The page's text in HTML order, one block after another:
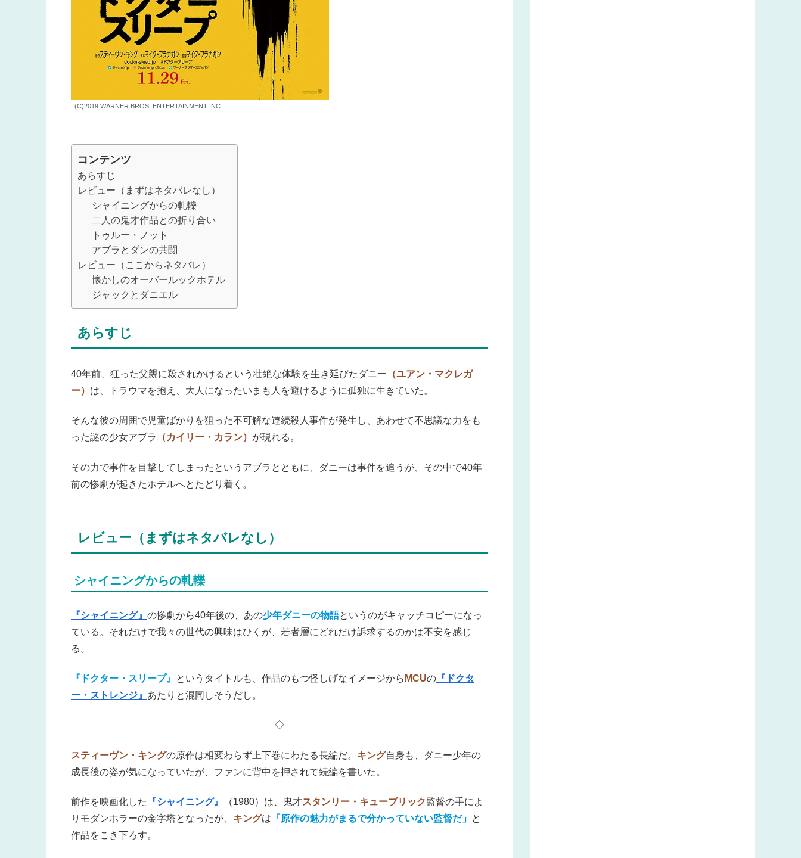
(C)2019 WARNER BROS. ENTERTAINMENT INC.
コンテンツ
あらすじ
レビュー（まずはネタバレなし）
シャイニングからの軋轢
二人の鬼才作品との折り合い
トゥルー・ノット
アブラとダンの共闘
レビュー（ここからネタバレ）
懐かしのオーバールックホテル
ジャックとダニエル
あらすじ
40年前、狂った父親に殺されかけるという壮絶な体験を生き延びたダニー （ユアン・マクレガ
ー） は、トラウマを抱え、大人になったいまも人を避けるように孤独に生きていた。
そんな彼の周囲で児童ばかりを狙った不可解な連続殺人事件が発生し、あわせて不思議な力をも
った謎の少女アブラ
（カイリー・カラン） が現れる。
その力で事件を目撃してしまったというアブラとともに、ダニーは事件を追うが、その中で40年
前の惨劇が起きたホテルへとたどり着く。
レビュー（まずはネタバレなし）
シャイニングからの軋轢
『シャイニング』 の惨劇から40年後の、あの少年ダニーの物語というのがキャッチコピーになっ
ている。それだけで我々の世代の興味はひくが、若者層にどれだけ訴求するのかは不安を感じ
る。
『ドクター・スリープ』 というタイトルも、作品のもつ怪しげなイメージから MCUの 『ドクタ
ー・ストレンジ』 あたりと混同しそうだし。
◇
スティーヴン・キングの原作は相変わらず上下巻にわたる長編だ。 キング自身も、ダニー少年の
成長後の姿が気になっていたが、ファンに背中を押されて続編を書いた。
前作を映画化した 『シャイニング』 （1980）は、鬼才スタンリー・キューブリック監督の手によ
りモダンホラーの金字塔となったが、 キングは 「原作の魅力がまるで分かっていない監督だ」 と
作品をこき下ろす。